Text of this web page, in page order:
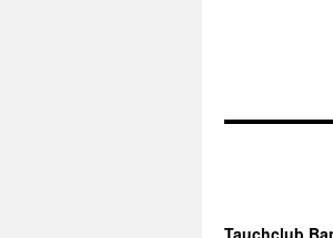
Tauchclub